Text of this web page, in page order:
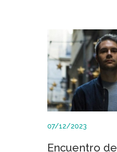
07/12/2023
Encuentro de